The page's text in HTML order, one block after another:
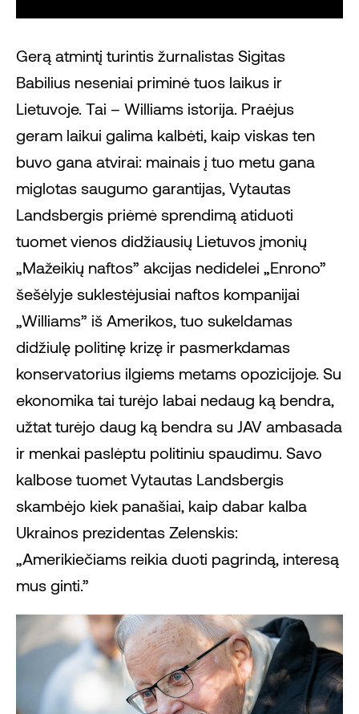
Gerą atmintį turintis žurnalistas Sigitas
Babilius neseniai priminė tuos laikus ir
Lietuvoje. Tai – Williams istorija. Praėjus
geram laikui galima kalbėti, kaip viskas ten
buvo gana atvirai: mainais į tuo metu gana
miglotas saugumo garantijas, Vytautas
Landsbergis priėmė sprendimą atiduoti
tuomet vienos didžiausių Lietuvos įmonių
„Mažeikių naftos” akcijas nedidelei „Enrono”
šešėlyje suklestėjusiai naftos kompanijai
„Williams” iš Amerikos, tuo sukeldamas
didžiulę politinę krizę ir pasmerkdamas
konservatorius ilgiems metams opozicijoje. Su
ekonomika tai turėjo labai nedaug ką bendra,
užtat turėjo daug ką bendra su JAV ambasada
ir menkai paslėptu politiniu spaudimu. Savo
kalbose tuomet Vytautas Landsbergis
skambėjo kiek panašiai, kaip dabar kalba
Ukrainos prezidentas Zelenskis:
„Amerikiečiams reikia duoti pagrindą, interesą
mus ginti.”